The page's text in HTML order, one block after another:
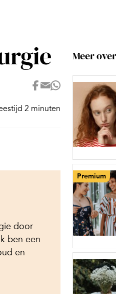
2 minuten
door
ben een
en
Meer
Premium